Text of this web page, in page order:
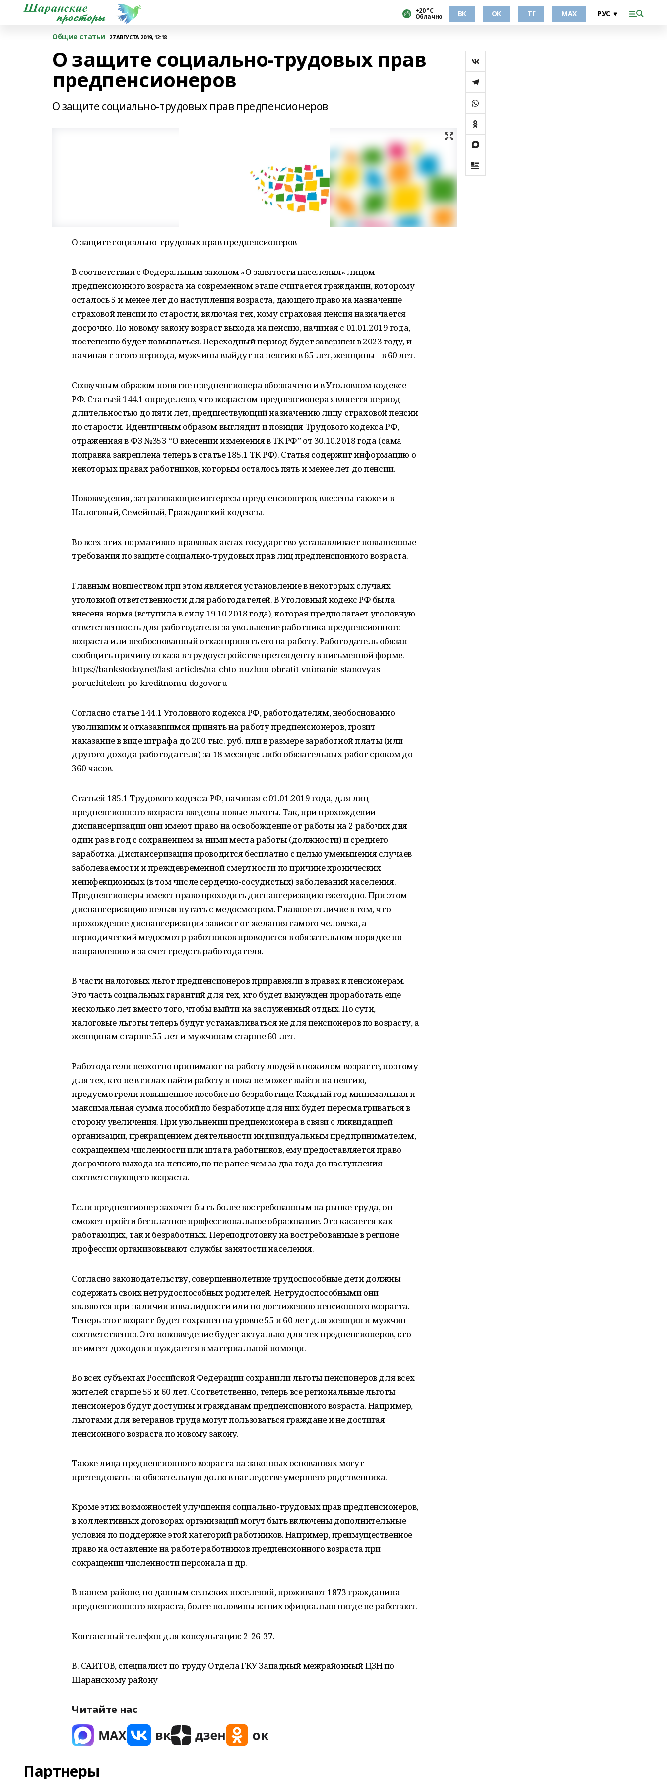
+20 °С
Облачно ВК ОК ТГ МАХ
Общие статьи 27 АВГУСТА 2019, 12:18
О защите социально-трудовых прав
предпенсионеров
О защите социально-трудовых прав предпенсионеров
О защите социально-трудовых прав предпенсионеров
В соответствии с Федеральным законом «О занятости населения» лицом
предпенсионного возраста на современном этапе считается гражданин, которому
осталось 5 и менее лет до наступления возраста, дающего право на назначение
страховой пенсии по старости, включая тех, кому страховая пенсия назначается
досрочно. По новому закону возраст выхода на пенсию, начиная с 01.01.2019 года,
постепенно будет повышаться. Переходный период будет завершен в 2023 году, и
начиная с этого периода, мужчины выйдут на пенсию в 65 лет, женщины - в 60 лет.
Созвучным образом понятие предпенсионера обозначено и в Уголовном кодексе
РФ. Статьей 144.1 определено, что возрастом предпенсионера является период
длительностью до пяти лет, предшествующий назначению лицу страховой пенсии
по старости. Идентичным образом выглядит и позиция Трудового кодекса РФ,
отраженная в ФЗ №353 “О внесении изменения в ТК РФ” от 30.10.2018 года (сама
поправка закреплена теперь в статье 185.1 ТК РФ). Статья содержит информацию о
некоторых правах работников, которым осталось пять и менее лет до пенсии.
Нововведения, затрагивающие интересы предпенсионеров, внесены также и в
Налоговый, Семейный, Гражданский кодексы.
Во всех этих нормативно-правовых актах государство устанавливает повышенные
требования по защите социально-трудовых прав лиц предпенсионного возраста.
Главным новшеством при этом является установление в некоторых случаях
уголовной ответственности для работодателей. В Уголовный кодекс РФ была
внесена норма (вступила в силу 19.10.2018 года), которая предполагает уголовную
ответственность для работодателя за увольнение работника предпенсионного
возраста или необоснованный отказ принять его на работу. Работодатель обязан
сообщить причину отказа в трудоустройстве претенденту в письменной форме.
https://bankstoday.net/last-articles/na-chto-nuzhno-obratit-vnimanie-stanovyas-
poruchitelem-po-kreditnomu-dogovoru
Согласно статье 144.1 Уголовного кодекса РФ, работодателям, необоснованно
уволившим и отказавшимся принять на работу предпенсионеров, грозит
наказание в виде штрафа до 200 тыс. руб. или в размере заработной платы (или
другого дохода работодателя) за 18 месяцев; либо обязательных работ сроком до
360 часов.
Статьей 185.1 Трудового кодекса РФ, начиная с 01.01.2019 года, для лиц
предпенсионного возраста введены новые льготы. Так, при прохождении
диспансеризации они имеют право на освобождение от работы на 2 рабочих дня
один раз в год с сохранением за ними места работы (должности) и среднего
заработка. Диспансеризация проводится бесплатно с целью уменьшения случаев
заболеваемости и преждевременной смертности по причине хронических
неинфекционных (в том числе сердечно-сосудистых) заболеваний населения.
Предпенсионеры имеют право проходить диспансеризацию ежегодно. При этом
диспансеризацию нельзя путать с медосмотром. Главное отличие в том, что
прохождение диспансеризации зависит от желания самого человека, а
периодический медосмотр работников проводится в обязательном порядке по
направлению и за счет средств работодателя.
В части налоговых льгот предпенсионеров приравняли в правах к пенсионерам.
Это часть социальных гарантий для тех, кто будет вынужден проработать еще
несколько лет вместо того, чтобы выйти на заслуженный отдых. По сути,
налоговые льготы теперь будут устанавливаться не для пенсионеров по возрасту, а
женщинам старше 55 лет и мужчинам старше 60 лет.
Работодатели неохотно принимают на работу людей в пожилом возрасте, поэтому
для тех, кто не в силах найти работу и пока не может выйти на пенсию,
предусмотрели повышенное пособие по безработице. Каждый год минимальная и
максимальная сумма пособий по безработице для них будет пересматриваться в
сторону увеличения. При увольнении предпенсионера в связи с ликвидацией
организации, прекращением деятельности индивидуальным предпринимателем,
сокращением численности или штата работников, ему предоставляется право
досрочного выхода на пенсию, но не ранее чем за два года до наступления
соответствующего возраста.
Если предпенсионер захочет быть более востребованным на рынке труда, он
сможет пройти бесплатное профессиональное образование. Это касается как
работающих, так и безработных. Переподготовку на востребованные в регионе
профессии организовывают службы занятости населения.
Согласно законодательству, совершеннолетние трудоспособные дети должны
содержать своих нетрудоспособных родителей. Нетрудоспособными они
являются при наличии инвалидности или по достижению пенсионного возраста.
Теперь этот возраст будет сохранен на уровне 55 и 60 лет для женщин и мужчин
соответственно. Это нововведение будет актуально для тех предпенсионеров, кто
не имеет доходов и нуждается в материальной помощи.
Во всех субъектах Российской Федерации сохранили льготы пенсионеров для всех
жителей старше 55 и 60 лет. Соответственно, теперь все региональные льготы
пенсионеров будут доступны и гражданам предпенсионного возраста. Например,
льготами для ветеранов труда могут пользоваться граждане и не достигая
пенсионного возраста по новому закону.
Также лица предпенсионного возраста на законных основаниях могут
претендовать на обязательную долю в наследстве умершего родственника.
Кроме этих возможностей улучшения социально-трудовых прав предпенсионеров,
в коллективных договорах организаций могут быть включены дополнительные
условия по поддержке этой категорий работников. Например, преимущественное
право на оставление на работе работников предпенсионного возраста при
сокращении численности персонала и др.
В нашем районе, по данным сельских поселений, проживают 1873 гражданина
предпенсионного возраста, более половины из них официально нигде не работают.
Контактный телефон для консультации: 2-26-37.
В. САИТОВ, специалист по труду Отдела ГКУ Западный межрайонный ЦЗН по
Шаранскому району
Читайте нас
Партнеры